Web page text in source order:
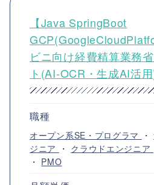
【Java SpringBoot
ビニ向け経費精算業務
ト(AI-OCR・生成AI活
職種
オープン系SE・プログラマ ・
ジニア
・ クラウドエンジニア
・ PMO